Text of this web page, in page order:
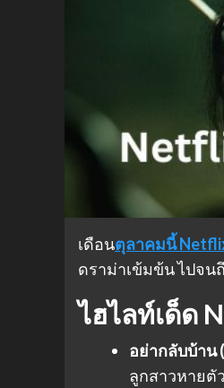
เดือนตุลาคมนี้
ดราม่าเข้มข้น ไปจ
ไฮไลท์เด็ด
อย่ากลับบ้าน
ลูกสาวหายตั